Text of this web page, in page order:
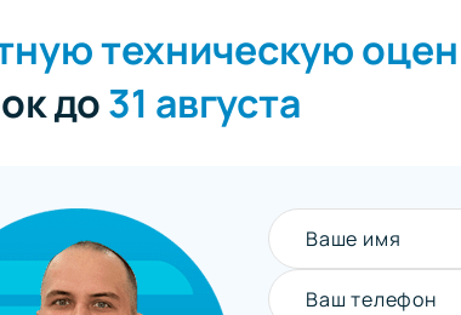
техническую
до31 августа
Ваше имя
Ваш телефон